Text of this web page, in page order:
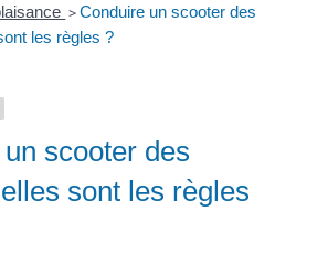
>Conduire un scooter des
les règles ?
scooter des
sont les règles